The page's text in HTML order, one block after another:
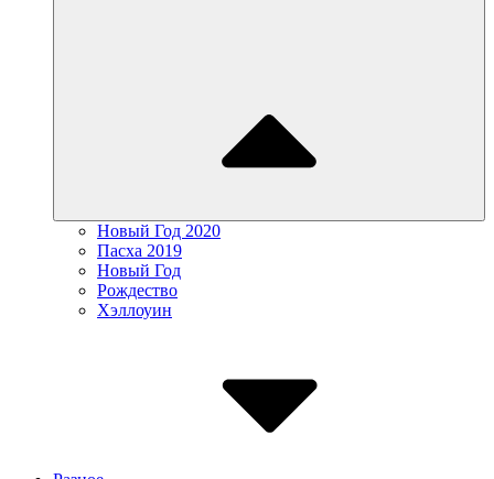
Новый Год 2020
Пасха 2019
Новый Год
Рождество
Хэллоуин